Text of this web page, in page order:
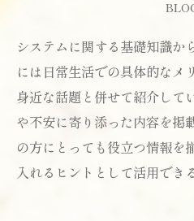
システムに関する基礎知識か
には日常生活での具体的なメ
身近な話題と併せて紹介して
や不安に寄り添った内容を掲
の方にとっても役立つ情報を
入れるヒントとして活用でき